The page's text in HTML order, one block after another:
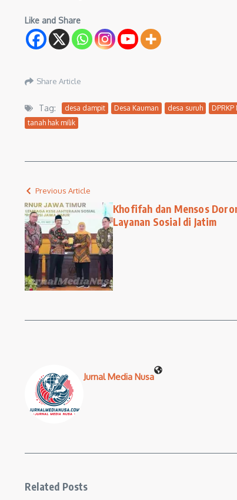
Like and Share
Share Article
Tag: desa dampit Desa Kauman desa suruh
tanah hak milik
Previous Article
Khofifah dan Mensos
Layanan Sosial di Jatim
Jurnal Media Nusa
Related Posts